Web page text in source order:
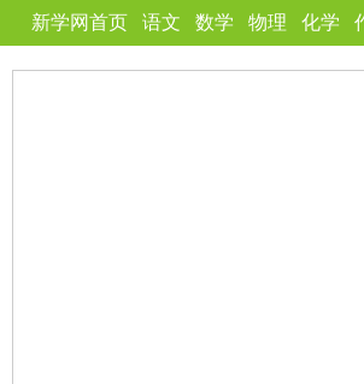
新学网首页 语文 数学 物理 化学